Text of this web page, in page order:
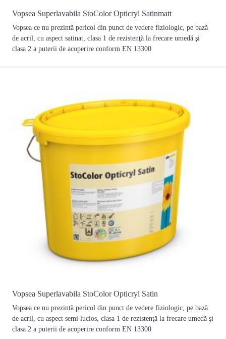
Vopsea Superlavabila StoColor Opticryl Satinmatt
Vopsea ce nu prezintă pericol din punct de vedere fiziologic, pe bază
de acril, cu aspect satinat, clasa 1 de rezistenţă la frecare umedă şi
clasa 2 a puterii de acoperire conform EN 13300
Vopsea Superlavabila StoColor Opticryl Satin
Vopsea ce nu prezintă pericol din punct de vedere fiziologic, pe bază
de acril, cu aspect semi lucios, clasa 1 de rezistenţă la frecare umedă şi
clasa 2 a puterii de acoperire conform EN 13300